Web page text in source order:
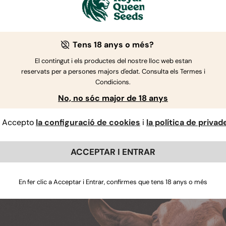
Acte: Successora de la Gelato 44 i la
generacions futures recordin la genètica Gelato, la
Of All Times (millors de tots els temps). Gran part de
varietats parentals. La Gelato 44 li ha transmès un munt
amb un creixement ràpid.
sabor i aroma de la GOAT'lat Acte:
GOAT'lat Acte no es camina amb marrades pel que fa
de THC del 20%es sinergitza amb uns terpens dolços
que farà que fins i tot les tasques més insignificants
un títol. Alhora que embolica el cos en palpitants ones de
delecten el paladar amb sabors terrosos a galetes i
Tens 18 anys o més?
El contingut i els productes del nostre lloc web estan
reservats per a persones majors d'edat. Consulta els Termes i
Condicions.
No, no sóc major de 18 anys
Accepto la configuració de cookies i la política de
ACCEPTAR I ENTRAR
En fer clic a Acceptar i Entrar, confirmes que tens 18 anys o més